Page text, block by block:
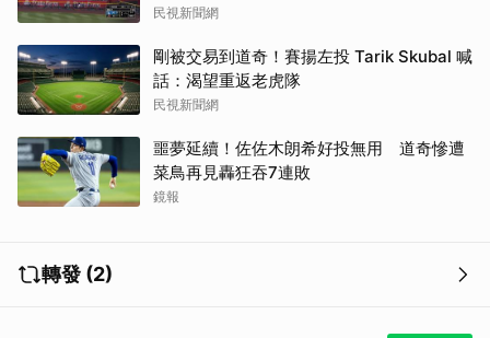
民視新聞網
剛被交易到道奇！賽揚左投 Tarik Skubal 喊
話：渴望重返老虎隊
民視新聞網
噩夢延續！佐佐木朗希好投無用 道奇慘遭
菜鳥再見轟狂吞7連敗
鏡報
轉發 (2)